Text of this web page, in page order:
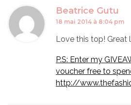
Beatrice Gutu
18 mai 2014 à 8:04 pm
Love this top! Great
P.S: Enter my
voucher free to
http://